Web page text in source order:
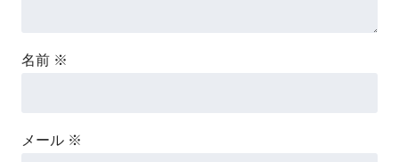
名前 ※
メール ※